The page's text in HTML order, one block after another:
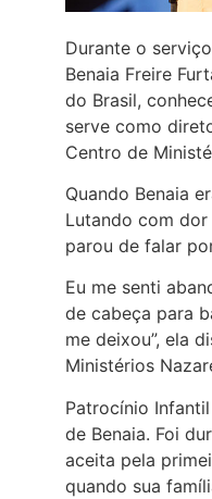
Durante o
Benaia Freire
do Brasil,
serve como
Centro de
Quando Benaia
Lutando com
parou de falar
Eu me senti
de cabeça para
me deixou”, ela
Ministérios
Patrocínio
de Benaia. Foi
aceita pela
quando sua